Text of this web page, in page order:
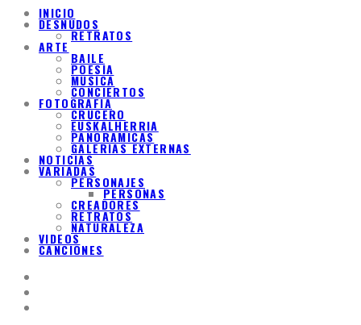
INICIO
DESNUDOS
RETRATOS
ARTE
BAILE
POESIA
MUSICA
CONCIERTOS
FOTOGRAFIA
CRUCERO
EUSKALHERRIA
PANORAMICAS
GALERIAS EXTERNAS
NOTICIAS
VARIADAS
PERSONAJES
PERSONAS
CREADORES
RETRATOS
NATURALEZA
VIDEOS
CANCIONES